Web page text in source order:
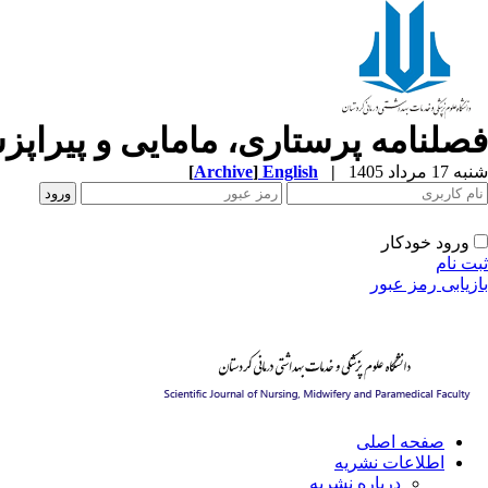
فصلنامه پرستاری، مامایی و
شنبه 17 مرداد 1405 |
English
[Archive]
ورود خودکار
ثبت نام
بازیابی رمز عبور
صفحه اصلی
اطلاعات نشریه
درباره نشریه